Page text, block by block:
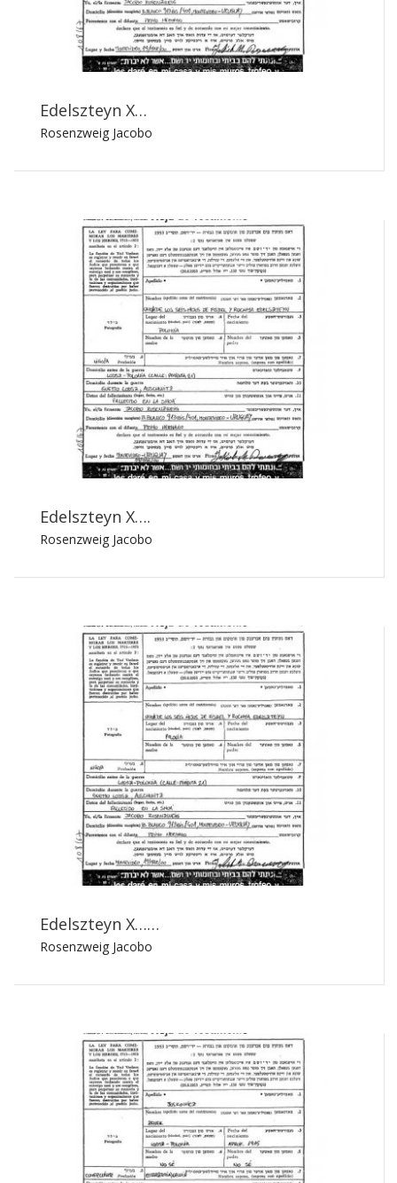
Edelszteyn X…
Rosenzweig Jacobo
Edelszteyn X….
Rosenzweig Jacobo
Edelszteyn X……
Rosenzweig Jacobo